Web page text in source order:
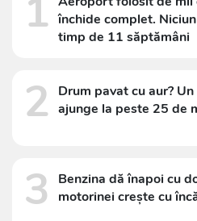
1 închide complet.
timp de 11 săptămâni
2
Drum pavat cu aur?
ajunge la peste 25 de
3
Benzina dă înapoi cu
motorinei crește cu